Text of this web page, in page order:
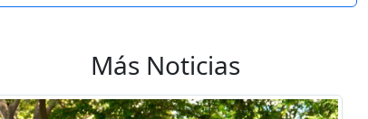
Más Noticias